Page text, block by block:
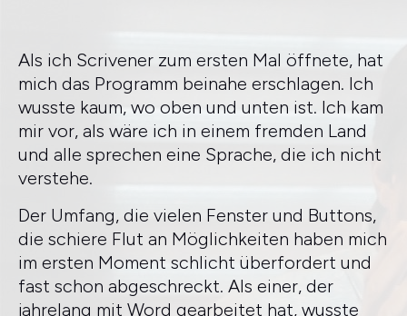
Als ich Scrivener zum ersten Mal öffnete, hat
mich das Programm beinahe erschlagen. Ich
wusste kaum, wo oben und unten ist. Ich kam
mir vor, als wäre ich in einem fremden Land
und alle sprechen eine Sprache, die ich nicht
verstehe.
Der Umfang, die vielen Fenster und Buttons,
die schiere Flut an Möglichkeiten haben mich
im ersten Moment schlicht überfordert und
fast schon abgeschreckt. Als einer, der
jahrelang mit Word gearbeitet hat, wusste